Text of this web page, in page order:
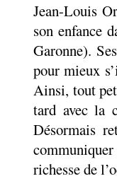
Jean-Louis
son enfance
Garonne).
pour mieux
Ainsi, tout
tard avec la
Désormais
richesse de